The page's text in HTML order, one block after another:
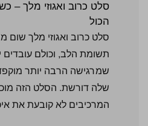
סלט כרוב ואגוזי מלך –
הכול
סלט כרוב ואגוזי מלך
תשומת הלב, וכולם עובדים
שמרגישה הרבה יותר
שלה דורשת. הסלט הזה
המרכיבים לא קובעת את